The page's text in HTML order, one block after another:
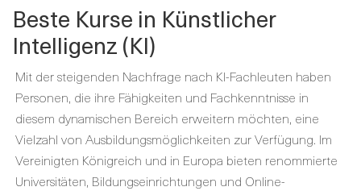
Beste Kurse in Künstlicher
Intelligenz (KI)
Mit der steigenden Nachfrage nach KI-Fachleuten haben
Personen, die ihre Fähigkeiten und Fachkenntnisse in
diesem dynamischen Bereich erweitern möchten, eine
Vielzahl von Ausbildungsmöglichkeiten zur Verfügung. Im
Vereinigten Königreich und in Europa bieten renommierte
Universitäten, Bildungseinrichtungen und Online-